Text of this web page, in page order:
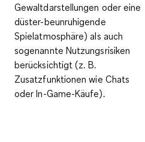
Gewaltdarstellungen oder eine
düster-beunruhigende
Spielatmosphäre) als auch
sogenannte Nutzungsrisiken
berücksichtigt (z. B.
Zusatzfunktionen wie Chats
oder In-Game-Käufe).